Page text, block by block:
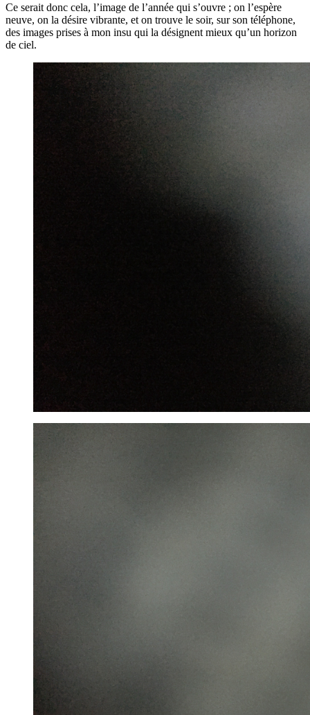
Ce serait donc cela, l’image de l’année qui s’ouvre ; on l’espère
neuve, on la désire vibrante, et on trouve le soir, sur son téléphone,
des images prises à mon insu qui la désignent mieux qu’un horizon
de ciel.